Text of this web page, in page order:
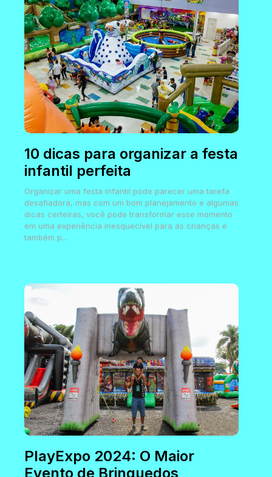
10 dicas para organizar a festa
infantil perfeita
Organizar uma festa infantil pode parecer uma tarefa
desafiadora, mas com um bom planejamento e algumas
dicas certeiras, você pode transformar esse momento
em uma experiência inesquecível para as crianças e
também p...
PlayExpo 2024: O Maior
Evento de Brinquedos